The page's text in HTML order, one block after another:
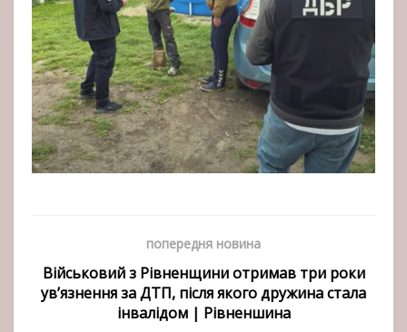
попередня новина
Військовий з Рівненщини отримав три роки
ув’язнення за ДТП, після якого дружина стала
інвалідом | Рівненшина